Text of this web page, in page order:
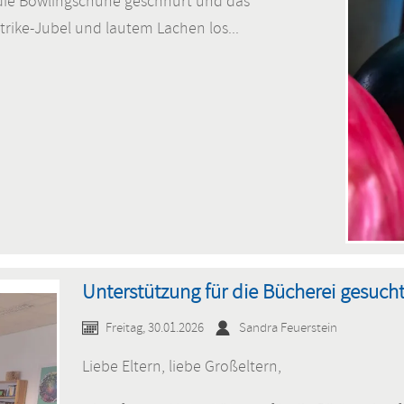
Jubel und lautem Lachen los...
Unterstützung für die Bücherei
Freitag, 30.01.2026 Sandra Feuerstein
Liebe Eltern, liebe Großeltern,